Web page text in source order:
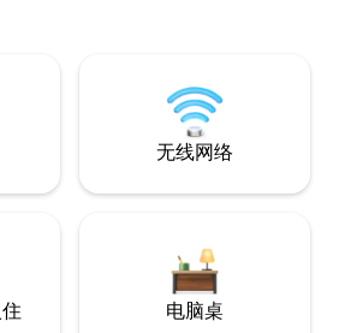
无线网络
电脑桌